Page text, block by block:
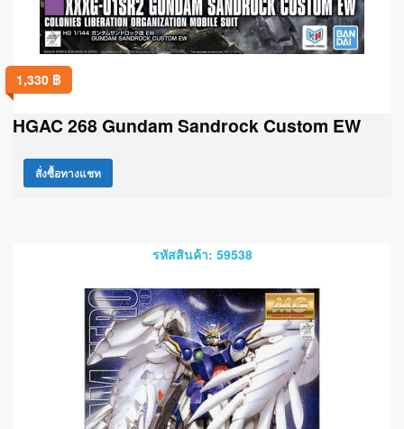
1,330 ฿
HGAC 268 Gundam Sandrock Custom EW
สั่งซื้อทางแชท
รหัสสินค้า: 59538